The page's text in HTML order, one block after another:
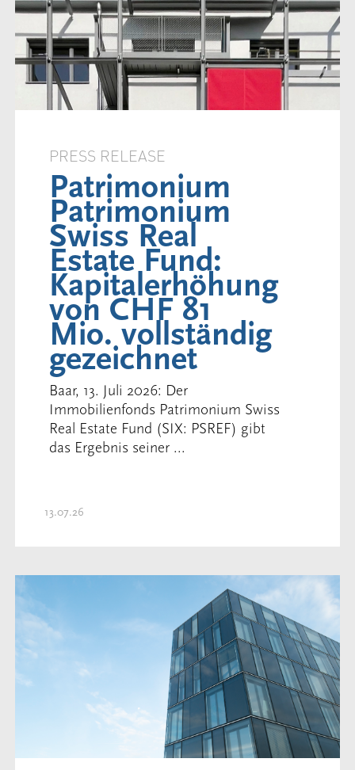
PRESS RELEASE
Patrimonium
Patrimonium
Swiss Real
Estate Fund:
Kapitalerhöhung
von CHF 81
Mio. vollständig
gezeichnet
Baar, 13. Juli 2026: Der
Immobilienfonds Patrimonium Swiss
Real Estate Fund (SIX: PSREF) gibt
das Ergebnis seiner ...
13.07.26